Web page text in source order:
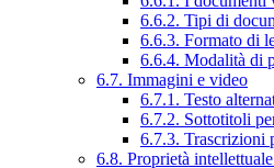
6.6.2. Tipi di
6.6.3. Formato di
6.6.4. Modalità di
6.7. Immagini e video
6.7.1. Testo
6.7.2. Sottotitoli
6.7.3. Trascrizioni
6.8. Proprietà